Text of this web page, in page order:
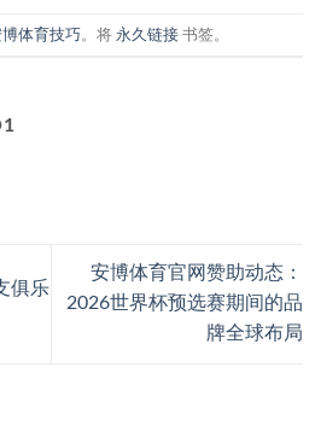
博体育技巧 。将 永久链接书签。
俱乐
安博体育官网赞助动态：
2026世界杯预选赛期间的品
牌全球布局